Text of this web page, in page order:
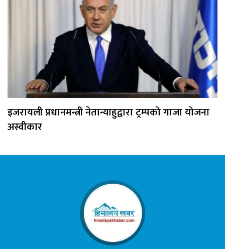
इजरायली प्रधानमन्त्री नेतान्याहुद्वारा ट्रम्पको गाजा योजना
अस्वीकार